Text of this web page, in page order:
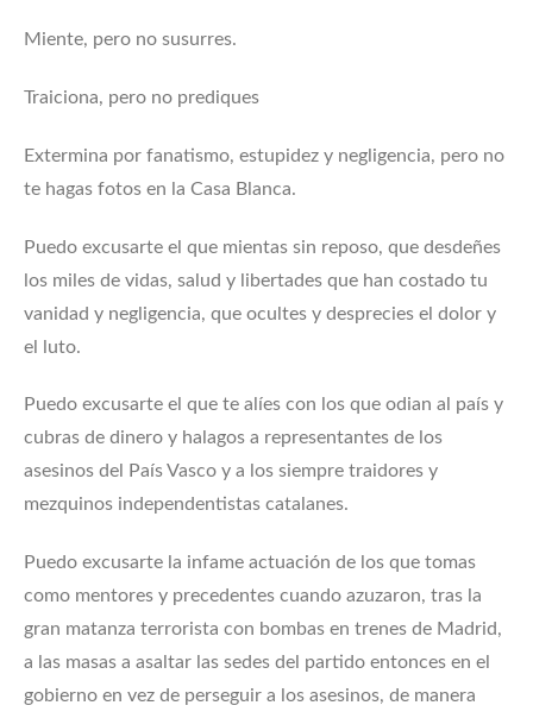
Miente, pero no susurres.
Traiciona, pero no prediques
Extermina por fanatismo, estupidez y negligencia, pero no
te hagas fotos en la Casa Blanca.
Puedo excusarte el que mientas sin reposo, que desdeñes
los miles de vidas, salud y libertades que han costado tu
vanidad y negligencia, que ocultes y desprecies el dolor y
el luto.
Puedo excusarte el que te alíes con los que odian al país y
cubras de dinero y halagos a representantes de los
asesinos del País Vasco y a los siempre traidores y
mezquinos independentistas catalanes.
Puedo excusarte la infame actuación de los que tomas
como mentores y precedentes cuando azuzaron, tras la
gran matanza terrorista con bombas en trenes de Madrid,
a las masas a asaltar las sedes del partido entonces en el
gobierno en vez de perseguir a los asesinos, de manera